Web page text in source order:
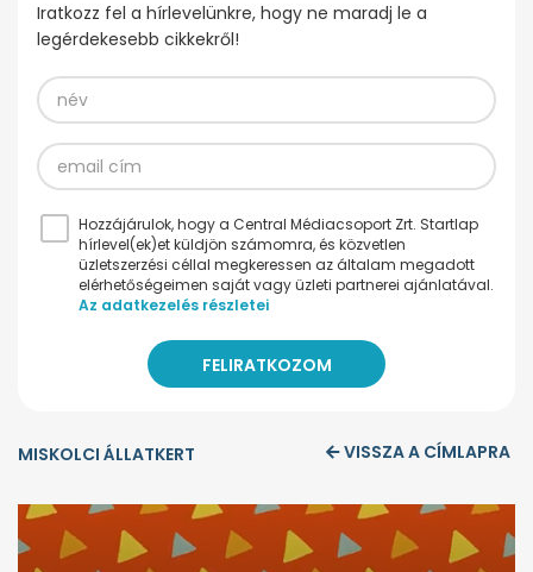
Iratkozz fel a hírlevelünkre, hogy ne maradj le a
legérdekesebb cikkekről!
Hozzájárulok, hogy a Central Médiacsoport Zrt. Startlap
hírlevel(ek)et küldjön számomra, és közvetlen
üzletszerzési céllal megkeressen az általam megadott
elérhetőségeimen saját vagy üzleti partnerei ajánlatával.
Az adatkezelés részletei
MISKOLCI ÁLLATKERT VISSZA A CÍMLAPRA